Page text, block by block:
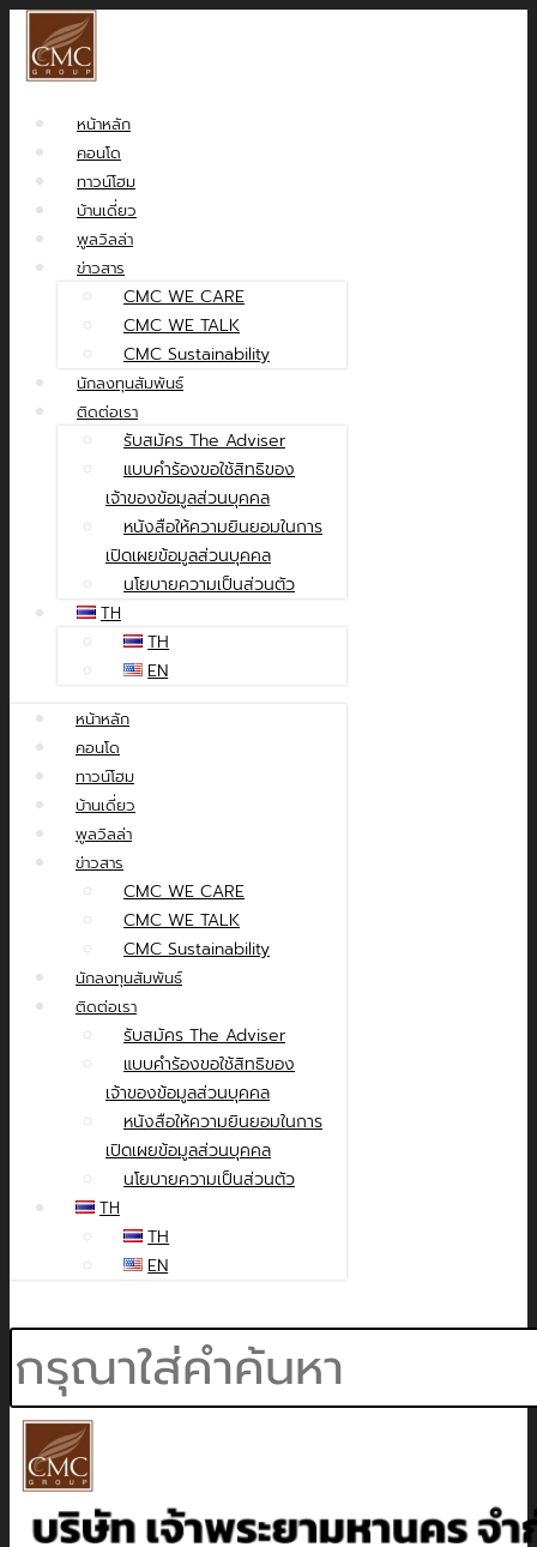
หน้าหลัก
คอนโด
ทาวน์โฮม
บ้านเดี่ยว
พูลวิลล่า
ข่าวสาร
CMC WE CARE
CMC WE TALK
CMC Sustainability
นักลงทุนสัมพันธ์
ติดต่อเรา
รับสมัคร The Adviser
แบบคำร้องขอใช้สิทธิของ
เจ้าของข้อมูลส่วนบุคคล
หนังสือให้ความยินยอมในการ
เปิดเผยข้อมูลส่วนบุคคล
นโยบายความเป็นส่วนตัว
TH
TH
EN
หน้าหลัก
คอนโด
ทาวน์โฮม
บ้านเดี่ยว
พูลวิลล่า
ข่าวสาร
CMC WE CARE
CMC WE TALK
CMC Sustainability
นักลงทุนสัมพันธ์
ติดต่อเรา
รับสมัคร The Adviser
แบบคำร้องขอใช้สิทธิของ
เจ้าของข้อมูลส่วนบุคคล
หนังสือให้ความยินยอมในการ
เปิดเผยข้อมูลส่วนบุคคล
นโยบายความเป็นส่วนตัว
TH
TH
EN